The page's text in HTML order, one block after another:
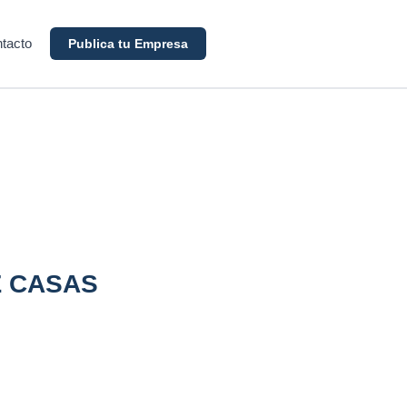
Publica tu Empresa
CASAS